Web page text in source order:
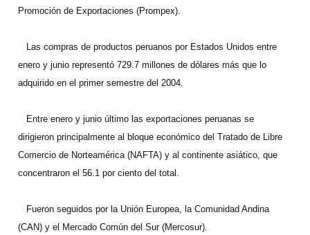
Promoción de Exportaciones (Prompex).
Las compras de productos peruanos por Estados Unidos entre
enero y junio representó 729.7 millones de dólares más que lo
adquirido en el primer semestre del 2004.
Entre enero y junio último las exportaciones peruanas se
dirigieron principalmente al bloque económico del Tratado de Libre
Comercio de Norteamérica (NAFTA) y al continente asiático, que
concentraron el 56.1 por ciento del total.
Fueron seguidos por la Unión Europea, la Comunidad Andina
(CAN) y el Mercado Común del Sur (Mercosur).